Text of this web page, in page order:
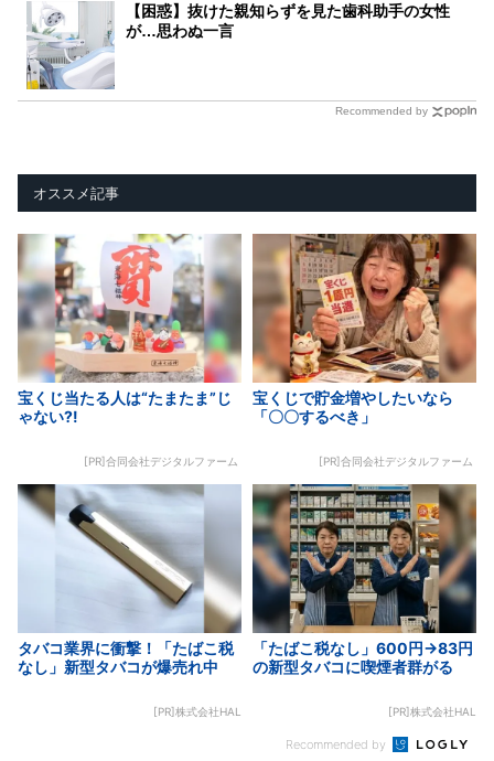
【困惑】抜けた親知らずを見た歯科助手の女性
が…思わぬ一言
Recommended by
オススメ記事
宝くじ当たる人は“たまたま”じ
ゃない?!
[PR]合同会社デジタルファーム
宝くじで貯金増やしたいなら
「〇〇するべき」
[PR]合同会社デジタルファーム
タバコ業界に衝撃！「たばこ税
なし」新型タバコが爆売れ中
[PR]株式会社HAL
「たばこ税なし」600円→83円
の新型タバコに喫煙者群がる
[PR]株式会社HAL
Recommended by